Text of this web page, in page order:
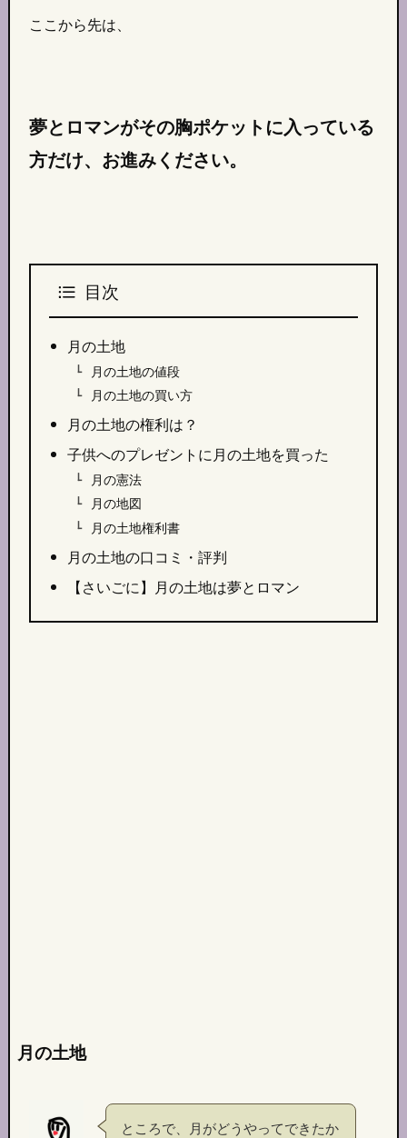
ここから先は、
夢とロマンがその胸ポケットに入っている
方だけ、 お進み ください。
目次
月の土地
月の土地の値段
月の土地の買い方
月の土地の権利は？
子供へのプレゼントに月の土地を買った
月の憲法
月の地図
月の土地権利書
月の土地の口コミ・評判
【さいごに】月の土地は夢とロマン
月の土地
ところで、月がどうやってできたか